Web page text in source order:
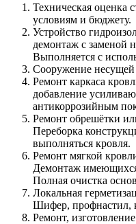
Техническая оценка
условиям и бюджету.
Устройство
демонтаж с заменой
Выполняется с
Сооружение несущей
Ремонт каркаса
добавление
антикоррозийным
Ремонт обрешётки
Переборка
выполняться кровля.
Ремонт мягкой
Демонтаж имеющихся
Полная очистка
Локальная
Шифер, профнастил,
Ремонт,